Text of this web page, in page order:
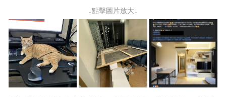
↓點擊圖片放大↓